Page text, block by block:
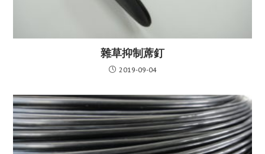
雜草抑制蓆釘
2019-09-04